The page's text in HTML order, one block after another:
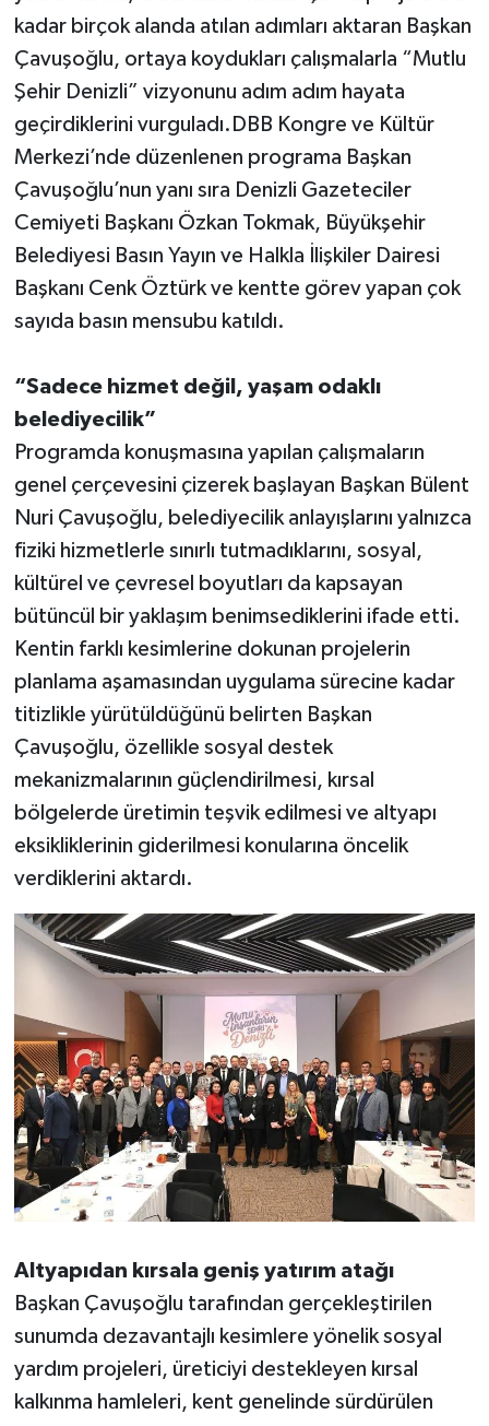
kadar birçok alanda atılan adımları aktaran Başkan
Çavuşoğlu, ortaya koydukları çalışmalarla “Mutlu
Şehir Denizli” vizyonunu adım adım hayata
geçirdiklerini vurguladı.DBB Kongre ve Kültür
Merkezi’nde düzenlenen programa Başkan
Çavuşoğlu’nun yanı sıra Denizli Gazeteciler
Cemiyeti Başkanı Özkan Tokmak, Büyükşehir
Belediyesi Basın Yayın ve Halkla İlişkiler Dairesi
Başkanı Cenk Öztürk ve kentte görev yapan çok
sayıda basın mensubu katıldı.
“Sadece hizmet değil, yaşam odaklı
belediyecilik”
Programda konuşmasına yapılan çalışmaların
genel çerçevesini çizerek başlayan Başkan Bülent
Nuri Çavuşoğlu, belediyecilik anlayışlarını yalnızca
fiziki hizmetlerle sınırlı tutmadıklarını, sosyal,
kültürel ve çevresel boyutları da kapsayan
bütüncül bir yaklaşım benimsediklerini ifade etti.
Kentin farklı kesimlerine dokunan projelerin
planlama aşamasından uygulama sürecine kadar
titizlikle yürütüldüğünü belirten Başkan
Çavuşoğlu, özellikle sosyal destek
mekanizmalarının güçlendirilmesi, kırsal
bölgelerde üretimin teşvik edilmesi ve altyapı
eksikliklerinin giderilmesi konularına öncelik
verdiklerini aktardı.
Altyapıdan kırsala geniş yatırım atağı
Başkan Çavuşoğlu tarafından gerçekleştirilen
sunumda dezavantajlı kesimlere yönelik sosyal
yardım projeleri, üreticiyi destekleyen kırsal
kalkınma hamleleri, kent genelinde sürdürülen